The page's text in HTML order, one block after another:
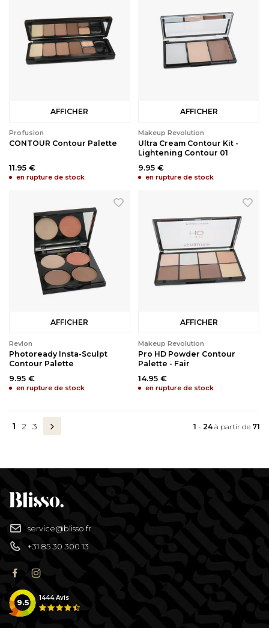
AFFICHER
Profusion
CONTOUR Contour Palette
11.95 €
en rupture de stock
AFFICHER
Makeup Revolution
Ultra Cream Contour Kit -
Lightening Contour 01
9.95 €
en rupture de stock
AFFICHER
Revlon
Photoready Insta-Sculpt
Contour Palette
9.95 €
en rupture de stock
AFFICHER
Makeup Revolution
Pro HD Powder Contour
Palette - Fair
14.95 €
en rupture de stock
1 2 3 1 - 24 à partir de 71
service@blisso.fr
+31 85 30 300 13
9.5 1444Avis